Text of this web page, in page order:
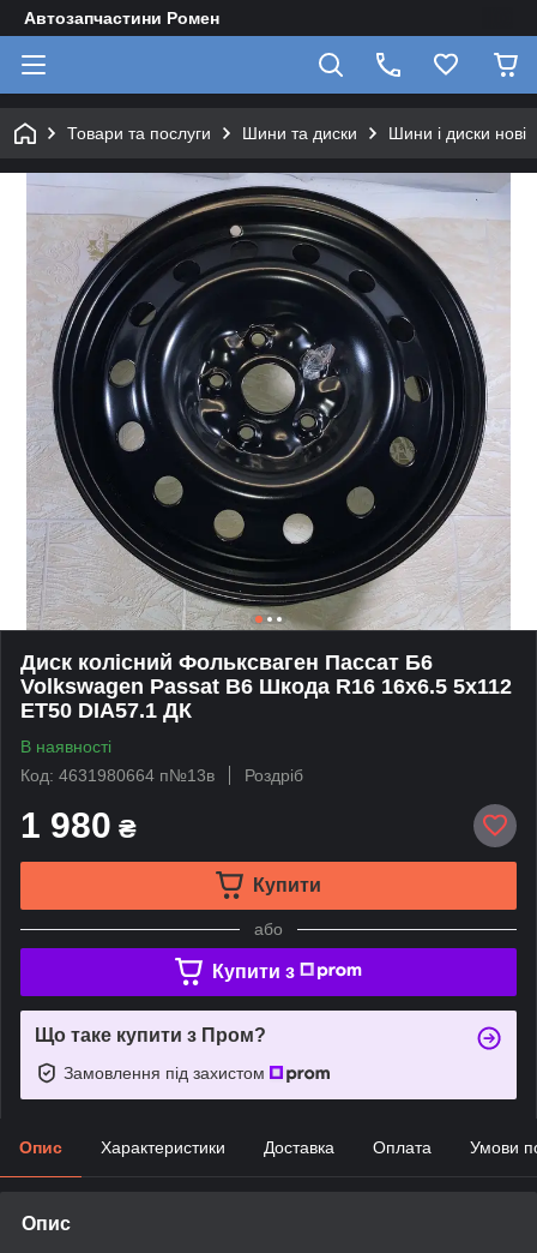
Автозапчастини Ромен
Товари та послуги Шини та диски Шини і диски нові
Диск колісний Фольксваген Пассат Б6
Volkswagen Passat B6 Шкода R16 16х6.5 5х112
ET50 DIA57.1 ДК
В наявності
Код: 4631980664 п№13в
Роздріб
1 980 ₴
Купити
або
Купити з
Що таке купити з Пром?
Замовлення під захистом
Опис Характеристики Доставка Оплата Умови
Опис